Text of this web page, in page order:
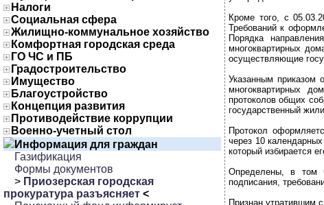
Налоги
Социальная сфера
Жилищно-коммунальное хозяйство
Комфортная городская среда
ГО ЧС и ПБ
Градостроительство
Имущество
Благоустройство
Концепция развития
Противодействие коррупции
Военно-учетный стол
Информация для граждан
Газификация
Формы документов
> Приозерская городская
прокуратура разъясняет <
Кроме того, с
Требований к
Порядка
многоквартирных
осуществляющие
Указанным приказом
многоквартирных
протоколов общих
государственный
Протокол
через 10
который избирается
Определены, в том
подписания,
Признан утратившим